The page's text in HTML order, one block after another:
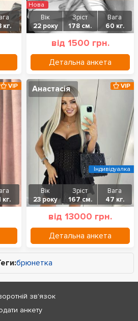
кг.
Вік
22 року
Зріст
178 см.
Вага
60 кг.
від 1500 грн.
Детальна анкета
Нова
кг.
VIP Анастасія
Вік
23 року
Зріст
167 см.
Вага
47 кг.
від 13000 грн.
Детальна анкета
VIP
Індивідуалка
брюнетка
зв'язок
анкету